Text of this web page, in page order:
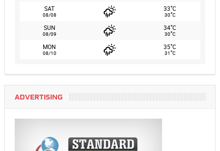
SAT
08/08
33°C
30°C
SUN
08/09
34°C
30°C
MON
08/10
35°C
31°C
ADVERTISING